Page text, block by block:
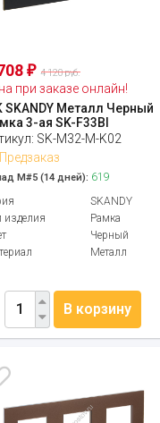
₽ 4 120 руб.
при заказе онлайн!
SKANDY Металл Черный
3-ая SK-F33Bl
SK-M32-M-K02
Предзаказ
М#5 (14 дней): 619
SKANDY
изделия
Рамка
Черный
Металл
В корзину